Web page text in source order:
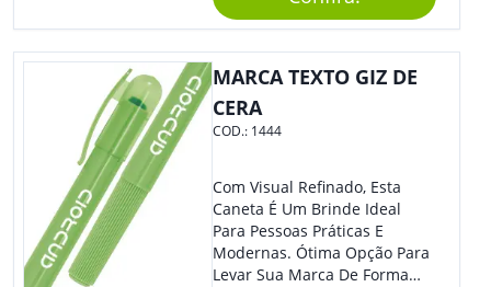
Compatível Com Diversos
Aparelhos, O Brinde É Super
Eficiente E Ágil, Ideal Para
Quem Busca Praticidade No
Sua Marca E Tenha Ainda
Mais Destaque Em Eventos E
MARCA TEXTO GIZ DE
CERA
COD.: 1444
Com Visual Refinado, Esta
Caneta É Um Brinde Ideal
Para Pessoas Práticas E
Modernas. Ótima Opção Para
Levar Sua Marca De Forma